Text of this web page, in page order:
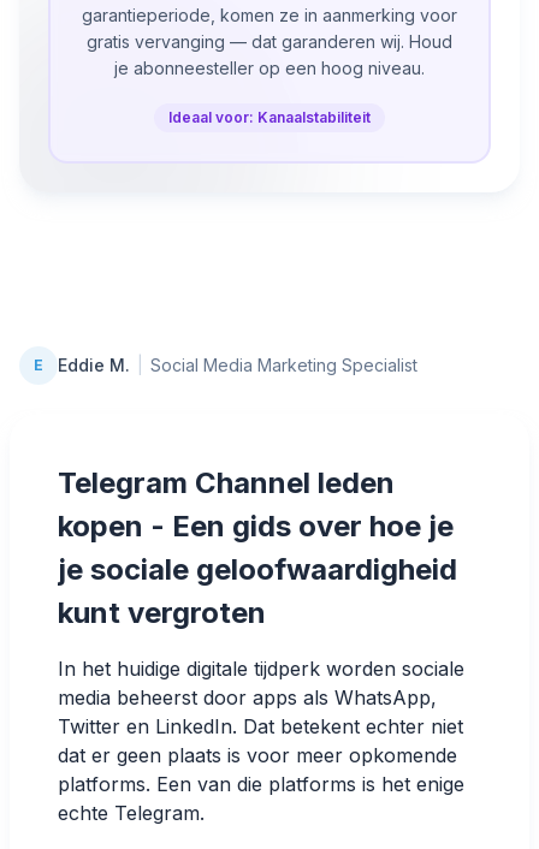
garantieperiode, komen ze in aanmerking voor
gratis vervanging — dat garanderen wij. Houd
je abonneesteller op een hoog niveau.
Ideaal voor: Kanaalstabiliteit
E Eddie M. Social Media Marketing Specialist
Telegram Channel leden
kopen - Een gids over hoe je
je sociale geloofwaardigheid
kunt vergroten
In het huidige digitale tijdperk worden sociale
media beheerst door apps als WhatsApp,
Twitter en LinkedIn. Dat betekent echter niet
dat er geen plaats is voor meer opkomende
platforms. Een van die platforms is het enige
echte Telegram.